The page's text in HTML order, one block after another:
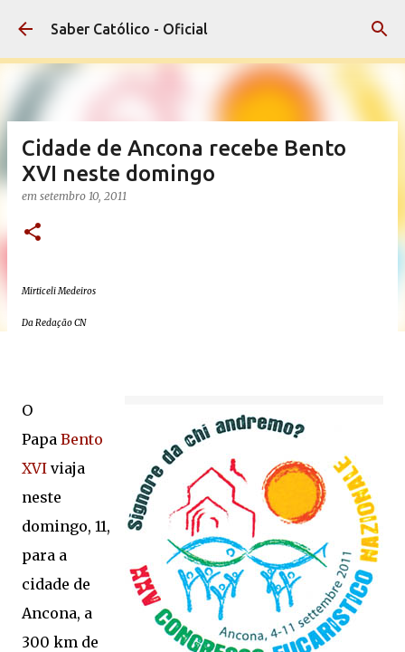
Pular para o conteúdo principal
Saber Católico - Oficial
Cidade de Ancona recebe Bento
XVI neste domingo
em setembro 10, 2011
Mirticeli Medeiros
Da Redação CN
O
Papa Bento
XVI viaja
neste
domingo, 11,
para a
cidade de
Ancona, a
300 km de